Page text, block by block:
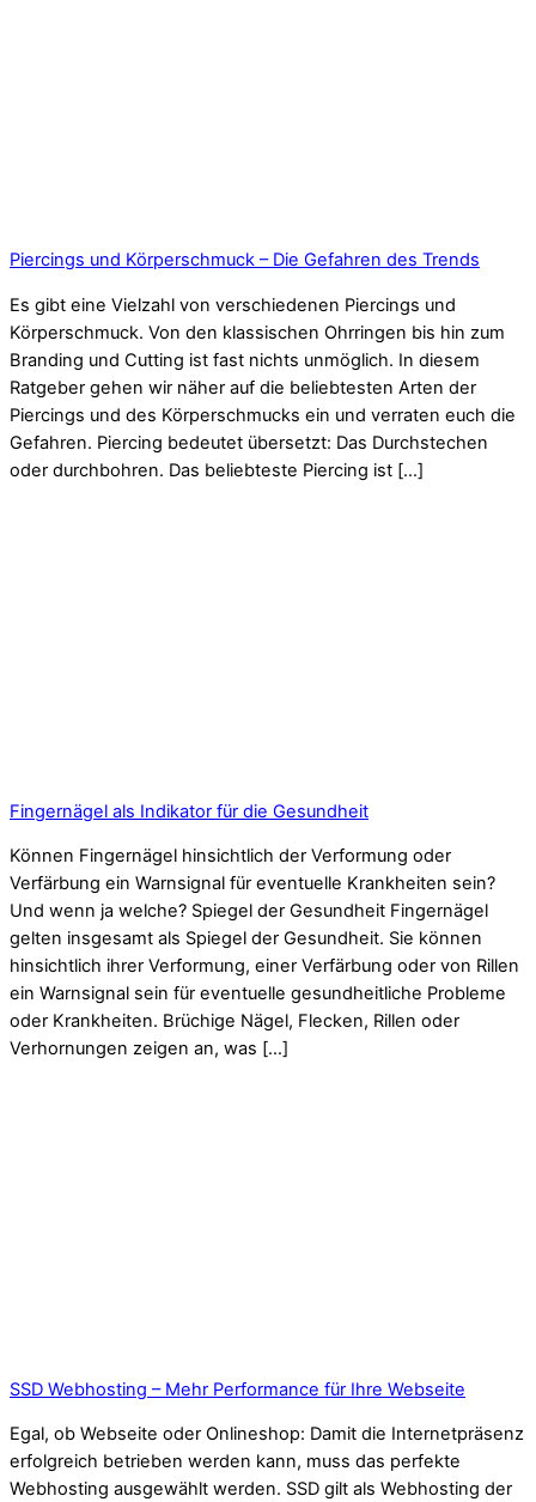
Piercings und Körperschmuck – Die Gefahren des Trends
Es gibt eine Vielzahl von verschiedenen Piercings und
Körperschmuck. Von den klassischen Ohrringen bis hin zum
Branding und Cutting ist fast nichts unmöglich. In diesem
Ratgeber gehen wir näher auf die beliebtesten Arten der
Piercings und des Körperschmucks ein und verraten euch die
Gefahren. Piercing bedeutet übersetzt: Das Durchstechen
oder durchbohren. Das beliebteste Piercing ist […]
Fingernägel als Indikator für die Gesundheit
Können Fingernägel hinsichtlich der Verformung oder
Verfärbung ein Warnsignal für eventuelle Krankheiten sein?
Und wenn ja welche? Spiegel der Gesundheit Fingernägel
gelten insgesamt als Spiegel der Gesundheit. Sie können
hinsichtlich ihrer Verformung, einer Verfärbung oder von Rillen
ein Warnsignal sein für eventuelle gesundheitliche Probleme
oder Krankheiten. Brüchige Nägel, Flecken, Rillen oder
Verhornungen zeigen an, was […]
SSD Webhosting – Mehr Performance für Ihre Webseite
Egal, ob Webseite oder Onlineshop: Damit die Internetpräsenz
erfolgreich betrieben werden kann, muss das perfekte
Webhosting ausgewählt werden. SSD gilt als Webhosting der